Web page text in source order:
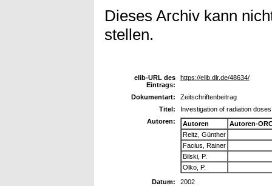
Dieses Archiv kann
stellen.
elib-URL des
Eintrags:
https://elib.dlr.de/48634/
Dokumentart:
Zeitschriftenbeitrag
Titel:
Investigation of radiation
Autoren:
Autoren
Autoren-
Reitz, Günther
Facius, Rainer
Bilski, P.
Olko, P.
Datum:
2002